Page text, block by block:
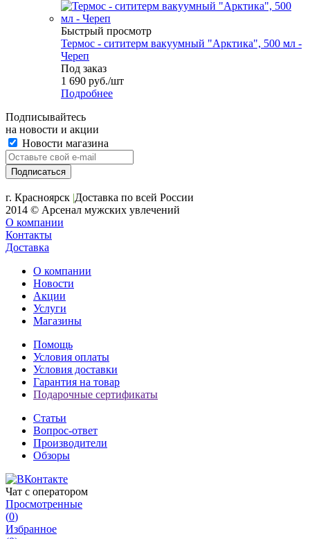
Быстрый просмотр
Термос - сититерм вакуумный "Арктика", 500 мл -
Череп
Под заказ
1 690 руб./шт
Подробнее
Подписывайтесь
на новости и акции
Новости магазина
г. Красноярск |Доставка по всей России
2014 © Арсенал мужских увлечений
О компании
Контакты
Доставка
О компании
Новости
Акции
Услуги
Магазины
Помощь
Условия оплаты
Условия доставки
Гарантия на товар
Подарочные сертификаты
Статьи
Вопрос-ответ
Производители
Обзоры
Чат с оператором
Просмотренные
(0)
Избранное